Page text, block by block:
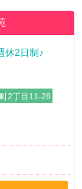
2日制♪
2丁目11-28